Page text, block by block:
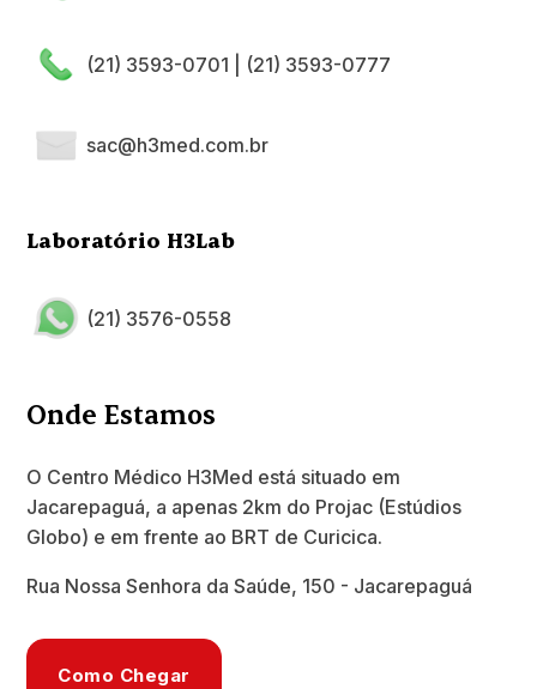
(21) 3593-0701 (21) 3593-0777
sac@h3med.com.br
Laboratório H3Lab
(21) 3576-0558
Onde Estamos
O Centro Médico H3Med está situado em
Jacarepaguá, a apenas 2km do Projac (Estúdios
Globo) e em frente ao BRT de Curicica.
Rua Nossa Senhora da Saúde, 150 - Jacarepaguá
Como Chegar